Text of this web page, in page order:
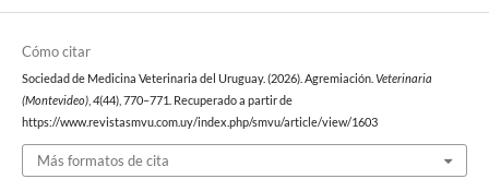
Cómo citar
Sociedad de Medicina Veterinaria del Uruguay. (2026). Agremiación. Veterinaria
(Montevideo), 4(44), 770–771. Recuperado a partir de
https://www.revistasmvu.com.uy/index.php/smvu/article/view/1603
Más formatos de cita